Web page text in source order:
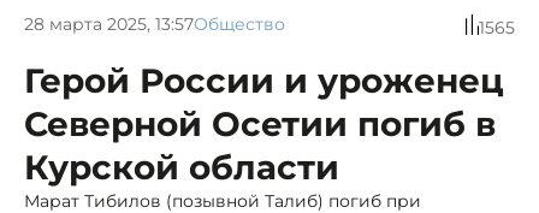
28 марта 2025, 13:57Общество 1565
Герой России и уроженец
Северной Осетии погиб в
Курской области
Марат Тибилов (позывной Талиб) погиб при